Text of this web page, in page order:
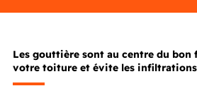
Les gouttière sont au centre du
votre toiture et évite les infiltrations